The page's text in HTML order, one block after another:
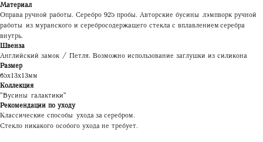
Материал
Оправа ручной работы. Серебро 925 пробы. Авторские бусины лэмпворк ручной
работы из муранского и серебросодержащего стекла с вплавлением серебра
внутрь.
Швенза
Английский замок / Петля. Возможно использование заглушки из силикона
Размер
65х13х13мм
Коллекция
"Бусины галактики"
Рекомендации по уходу
Классические способы ухода за серебром.
Стекло никакого особого ухода не требует.